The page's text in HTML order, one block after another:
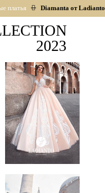
платья Diamanta от Ladianto
2023